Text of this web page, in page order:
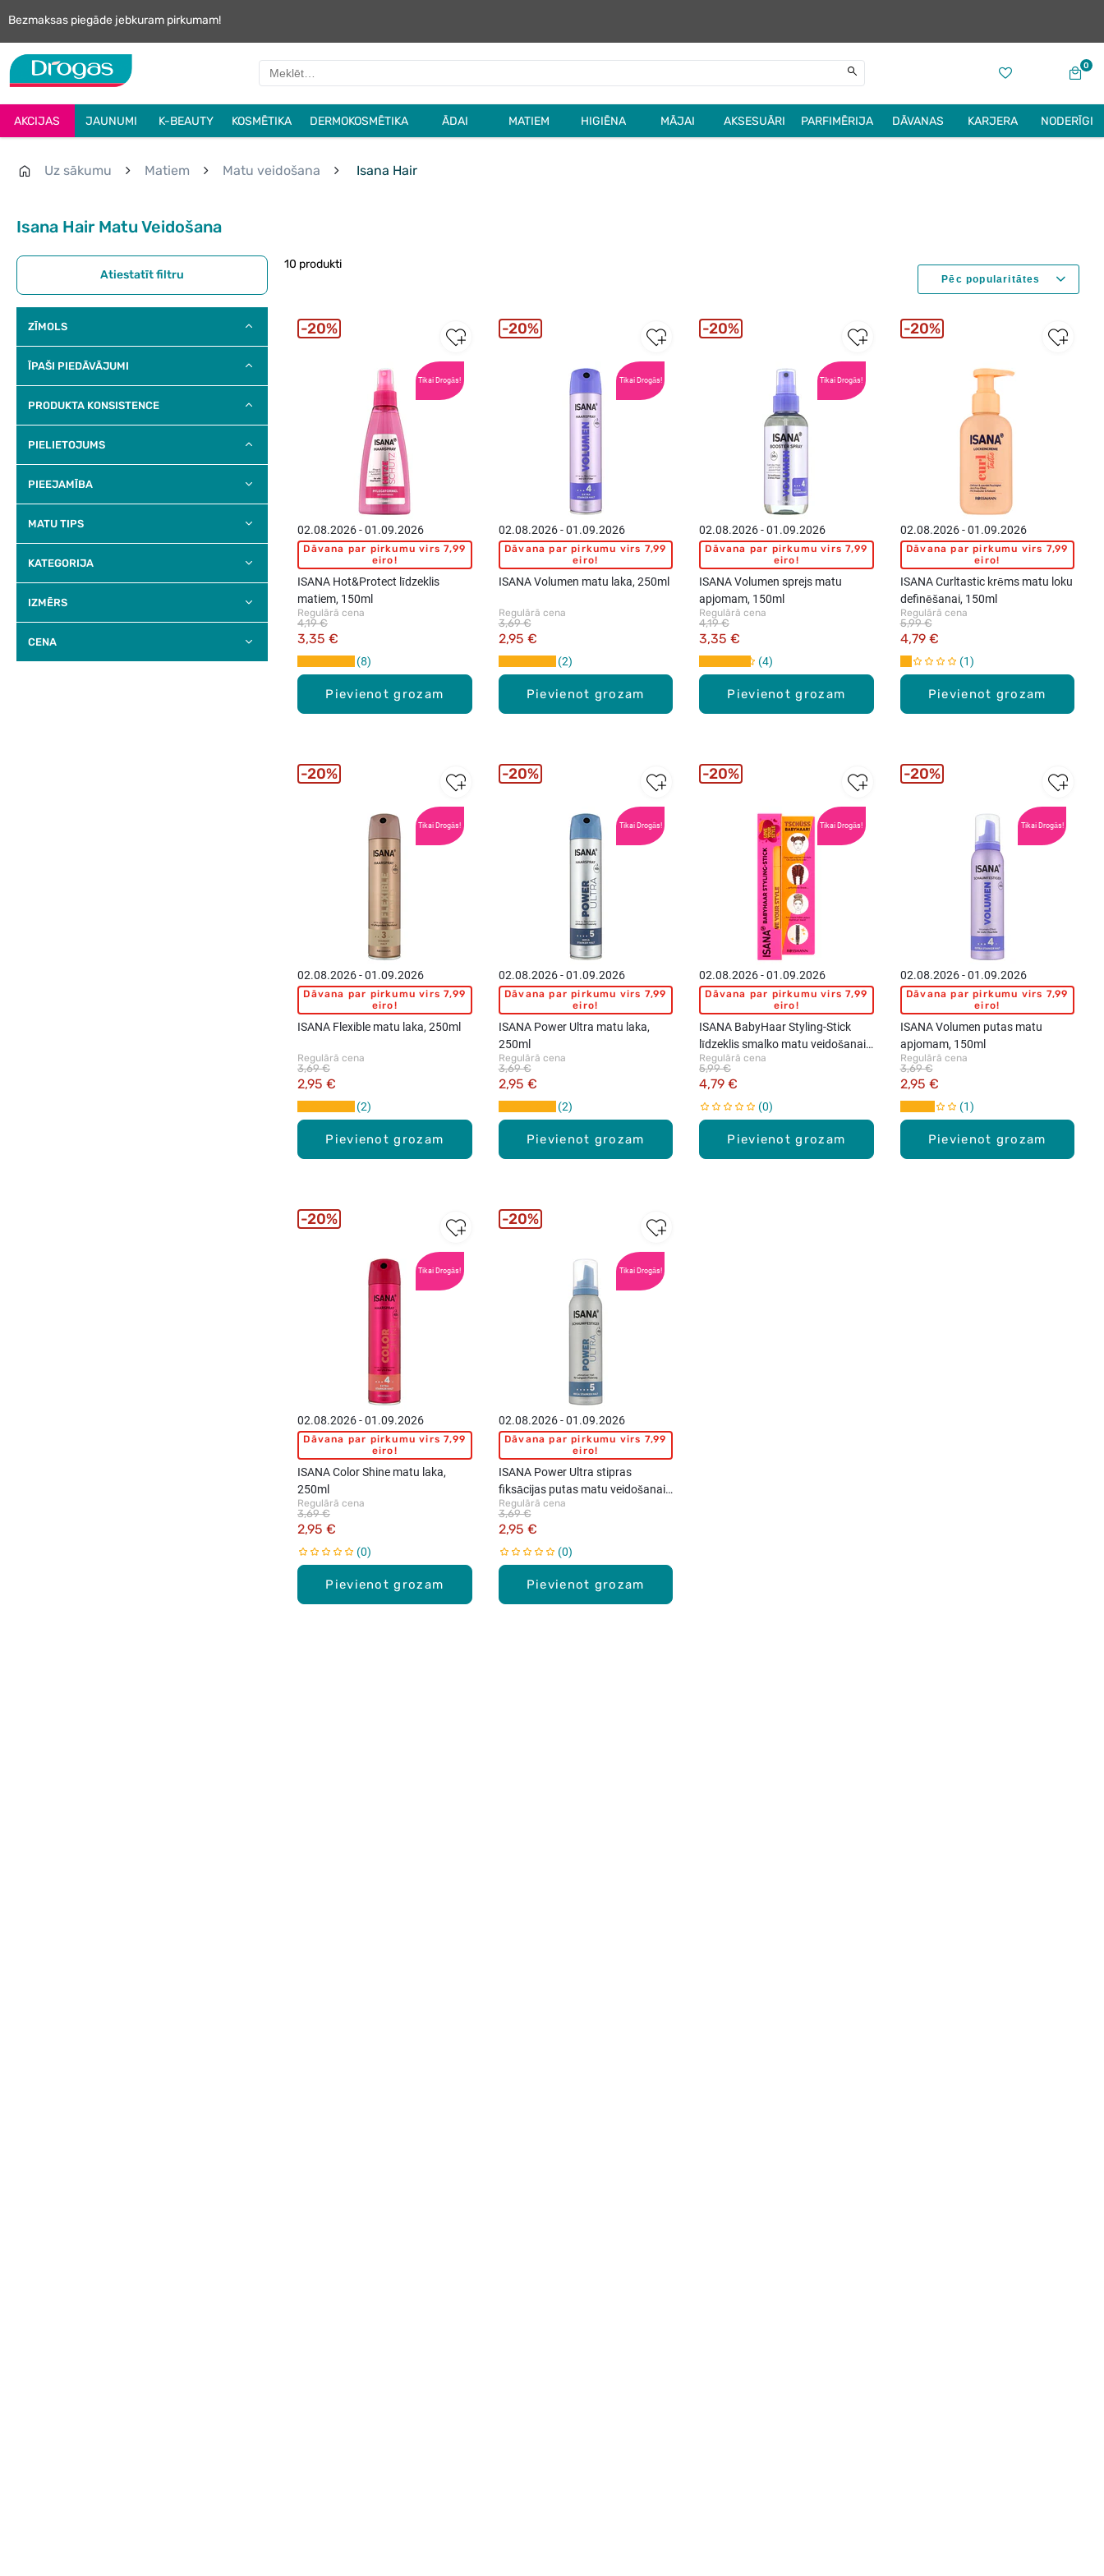
Bezmaksas piegāde jebkuram pirkumam!
0
AKCIJAS JAUNUMI K-BEAUTY KOSMĒTIKA DERMOKOSMĒTIKA ĀDAI MATIEM HIGIĒNA MĀJAI AKSESUĀRI PARFIMĒRIJA DĀVANAS KARJERA NODERĪGI
Uz sākumu Matiem Matu veidošana Isana Hair
Isana Hair Matu Veidošana
Atiestatīt filtru
ZĪMOLS
ĪPAŠI PIEDĀVĀJUMI
PRODUKTA KONSISTENCE
PIELIETOJUMS
PIEEJAMĪBA
MATU TIPS
KATEGORIJA
IZMĒRS
CENA
10 produkti
Tikai Drogās!
Pievienot grozam
02.08.2026 - 01.09.2026
Dāvana par pirkumu virs 7,99
eiro!
ISANA Hot&Protect līdzeklis
matiem, 150ml
Regulārā cena
3,35 €
4,19 €
8
20%
Tikai Drogās!
Pievienot grozam
02.08.2026 - 01.09.2026
Dāvana par pirkumu virs 7,99
eiro!
ISANA Volumen matu laka, 250ml
Regulārā cena
2,95 €
3,69 €
2
20%
Tikai Drogās!
Pievienot grozam
02.08.2026 - 01.09.2026
Dāvana par pirkumu virs 7,99
eiro!
ISANA Volumen sprejs matu
apjomam, 150ml
Regulārā cena
3,35 €
4,19 €
4
20%
Pievienot grozam
02.08.2026 - 01.09.2026
Dāvana par pirkumu virs 7,99
eiro!
ISANA Curltastic krēms matu loku
definēšanai, 150ml
Regulārā cena
4,79 €
5,99 €
1
20%
Tikai Drogās!
Pievienot grozam
02.08.2026 - 01.09.2026
Dāvana par pirkumu virs 7,99
eiro!
ISANA Flexible matu laka, 250ml
Regulārā cena
2,95 €
3,69 €
2
20%
Tikai Drogās!
Pievienot grozam
02.08.2026 - 01.09.2026
Dāvana par pirkumu virs 7,99
eiro!
ISANA Power Ultra matu laka,
250ml
Regulārā cena
2,95 €
3,69 €
2
20%
Tikai Drogās!
Pievienot grozam
02.08.2026 - 01.09.2026
Dāvana par pirkumu virs 7,99
eiro!
ISANA BabyHaar Styling-Stick
līdzeklis smalko matu veidošanai,
10ml
Regulārā cena
4,79 €
5,99 €
0
20%
Tikai Drogās!
Pievienot grozam
02.08.2026 - 01.09.2026
Dāvana par pirkumu virs 7,99
eiro!
ISANA Volumen putas matu
apjomam, 150ml
Regulārā cena
2,95 €
3,69 €
1
20%
Tikai Drogās!
Pievienot grozam
02.08.2026 - 01.09.2026
Dāvana par pirkumu virs 7,99
eiro!
ISANA Color Shine matu laka,
250ml
Regulārā cena
2,95 €
3,69 €
0
20%
Tikai Drogās!
Pievienot grozam
02.08.2026 - 01.09.2026
Dāvana par pirkumu virs 7,99
eiro!
ISANA Power Ultra stipras
fiksācijas putas matu veidošanai,
150ml
Regulārā cena
2,95 €
3,69 €
0
20%